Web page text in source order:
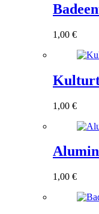
1,00 €
1,00 €
1,00 €